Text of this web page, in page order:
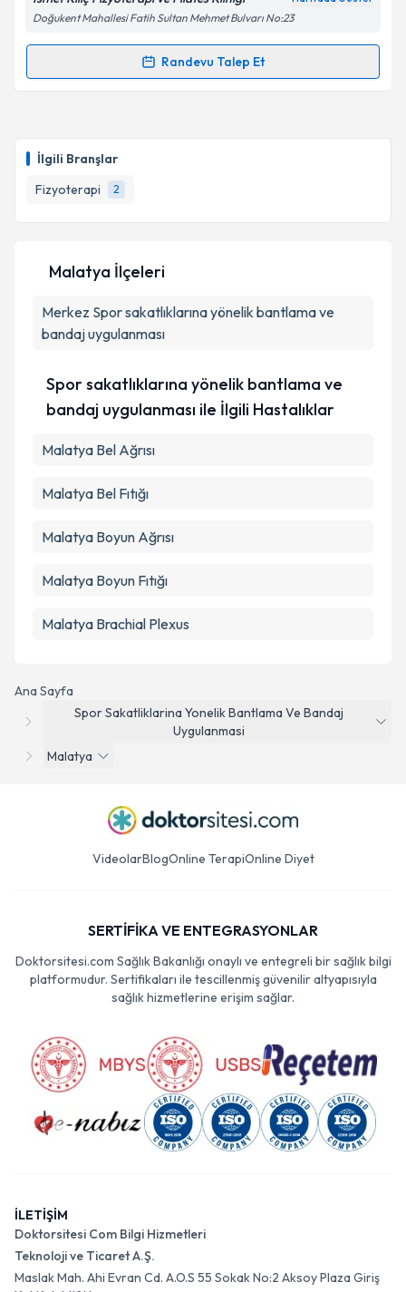
İlgili Branşlar
Fizyoterapi
2
Kişisel verilerimin işlenmesine ilişkin
Metni'ni okudum ve kişisel verilerimin belirtilen
Doğukent Mahallesi Fatih Sultan Mehmet Bulvarı No:23
Randevu Talep Et
Randevu Takvimi Talebi
hazırlandığında e-posta ile bilgilendireceğiz.
E-posta Adresiniz
Metni'ni okudum ve kişisel verilerimin belirtilen
kapsamda işlenmesini kabul ediyorum.
Takvim Talebini Gönder
Ana Sayfa
Spor Sakatliklarina Yonelik Bantlama Ve Bandaj
Uygulanmasi
Malatya
Malatya İlçeleri
Merkez Spor sakatlıklarına yönelik bantlama ve
bandaj uygulanması
Spor sakatlıklarına yönelik bantlama ve
bandaj uygulanması ile İlgili Hastalıklar
Malatya Bel Ağrısı
Malatya Bel Fıtığı
Malatya Boyun Ağrısı
Malatya Boyun Fıtığı
Malatya Brachial Plexus
VideolarBlogOnline TerapiOnline Diyet
SERTİFİKA VE ENTEGRASYONLAR
Doktorsitesi.com Sağlık Bakanlığı onaylı ve entegreli bir sağlık bilgi
platformudur. Sertifikaları ile tescillenmiş güvenilir altyapısıyla
sağlık hizmetlerine erişim sağlar.
İLETİŞİM
Doktorsitesi Com Bilgi Hizmetleri
Teknoloji ve Ticaret A.Ş.
Maslak Mah. Ahi Evran Cd. A.O.S 55 Sokak No:2 Aksoy Plaza Giriş